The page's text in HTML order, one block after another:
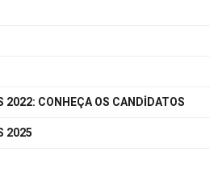
2022: CONHEÇA OS CANDIDATOS
2025